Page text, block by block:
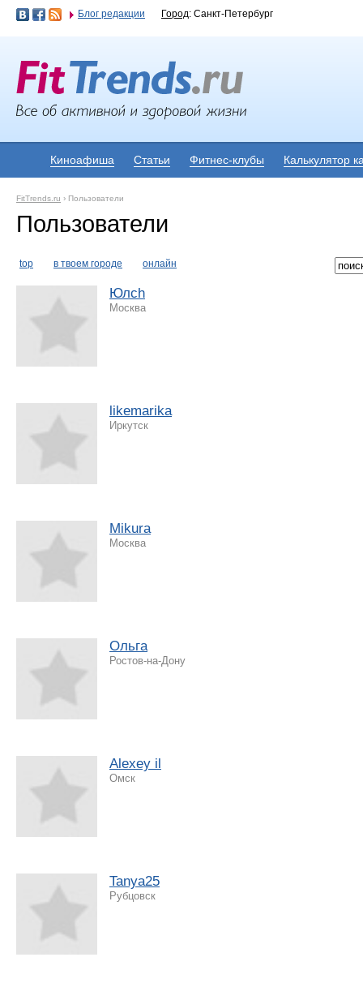
Блог редакции Город: Санкт-Петербург
Киноафиша Статьи Фитнес-клубы Калькулятор
FitTrends.ru › Пользователи
Пользователи
top в твоем городе онлайн
Юлch
Москва
likemarika
Иркутск
Mikura
Москва
Ольга
Ростов-на-Дону
Alexey il
Омск
Tanya25
Рубцовск